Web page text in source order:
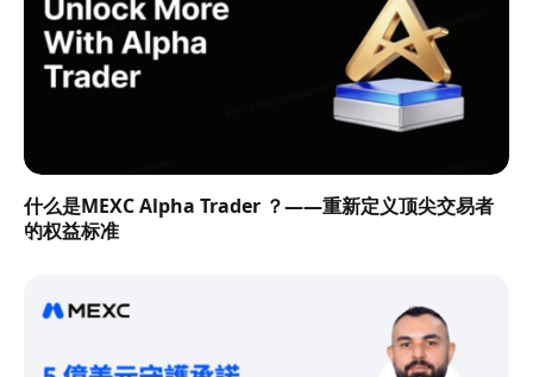
什么是MEXC Alpha Trader ？——重新定义顶尖交易者
的权益标准